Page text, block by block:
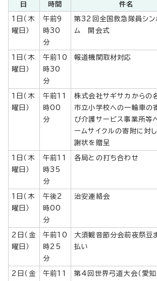
日 時間 件名
1日（木
曜日）
午前9
時30
分
第32回全国救急隊員シン
ム 開会式
1日（木
曜日）
午前10
時30
分
報道機関取材対応
1日（木
曜日）
午前11
時00
分
株式会社サギサカからの
市立小学校への一輪車の
び介護サービス事業所等
ームサイクルの寄附に対
謝状を贈呈
1日（木
曜日）
午前11
時35
分
各局との打ち合わせ
1日（木
曜日）
午後2
時00
分
治安連絡会
2日（金
曜日）
午前10
時25
分
大須観音節分会前夜祭豆
払い
2日（金
午前11
第4回世界弓道大会（愛知